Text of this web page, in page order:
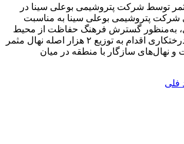
مثمر توسط شرکت پتروشیمی بوعلی سینا در
شرکت پتروشیمی بوعلی سینا به مناسبت
به‌منظور گسترش فرهنگ حفاظت از محیط
زیست و ترویج امر درختکاری اقدام به توزیع ۲ هزار اصله نهال مثمر
و نهال‌های سازگار با منطقه در میان
فلی